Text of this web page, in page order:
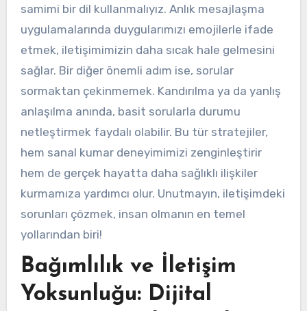
samimi bir dil kullanmalıyız. Anlık mesajlaşma
uygulamalarında duygularımızı emojilerle ifade
etmek, iletişimimizin daha sıcak hale gelmesini
sağlar. Bir diğer önemli adım ise, sorular
sormaktan çekinmemek. Kandırılma ya da yanlış
anlaşılma anında, basit sorularla durumu
netleştirmek faydalı olabilir. Bu tür stratejiler,
hem sanal kumar deneyimimizi zenginleştirir
hem de gerçek hayatta daha sağlıklı ilişkiler
kurmamıza yardımcı olur. Unutmayın, iletişimdeki
sorunları çözmek, insan olmanın en temel
yollarından biri!
Bağımlılık ve İletişim
Yoksunluğu: Dijital